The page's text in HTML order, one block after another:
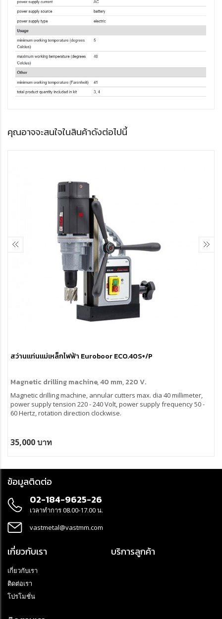
คุณอาจจะสนใจในสินค้าดังต่อไปนี้
สว่านแท่นแม่เหล็กไฟฟ้า Euroboor ECO.40S+/P
Magnetic drilling machine, 40 mm, 220 V.
Magnetic drilling machine, annular cutters max. dia 40 millimeter,
power supply tension 220 - 240 Volt, power supply frequency 50 -
60 Hertz, rotation direction clockwise.
35,000 บาท
ข้อมูลติดต่อ
02-184-9625-26
เวลาทำการ 08.00-17.00 น.
vastmetal@vastmm.com
เกี่ยวกับเรา
เกี่ยวกับเรา
ติดต่อเรา
โปรโมชั่น
บริการลูกค้า